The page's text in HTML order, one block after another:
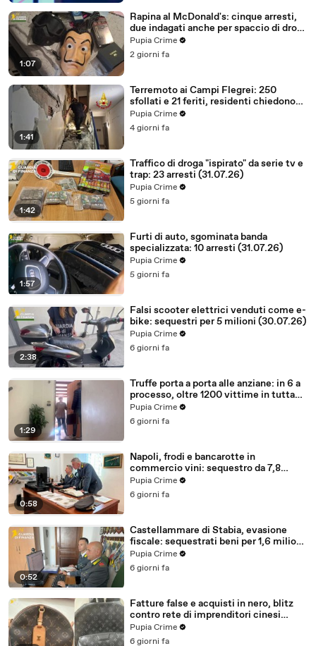
1:07
Rapina al McDonald's: cinque arresti,
due indagati anche per spaccio di droga
(03.08.26)
Pupia Crime
2 giorni fa
1:41
Terremoto ai Campi Flegrei: 250
sfollati e 21 feriti, residenti chiedono
certezze sul futuro (01.08.26)
Pupia Crime
4 giorni fa
1:42
Traffico di droga "ispirato" da serie tv e
trap: 23 arresti (31.07.26)
Pupia Crime
5 giorni fa
1:57
Furti di auto, sgominata banda
specializzata: 10 arresti (31.07.26)
Pupia Crime
5 giorni fa
2:38
Falsi scooter elettrici venduti come e-
bike: sequestri per 5 milioni (30.07.26)
Pupia Crime
6 giorni fa
1:29
Truffe porta a porta alle anziane: in 6 a
processo, oltre 1200 vittime in tutta
Italia (30.07.26)
Pupia Crime
6 giorni fa
0:58
Napoli, frodi e bancarotte in
commercio vini: sequestro da 7,8
milioni (30.07.26)
Pupia Crime
6 giorni fa
0:52
Castellammare di Stabia, evasione
fiscale: sequestrati beni per 1,6 milioni
ad un consorzio navale (29.07.26)
Pupia Crime
6 giorni fa
Fatture false e acquisti in nero, blitz
contro rete di imprenditori cinesi
sequestri per 8,5 milioni (29.07.26)
Pupia Crime
6 giorni fa